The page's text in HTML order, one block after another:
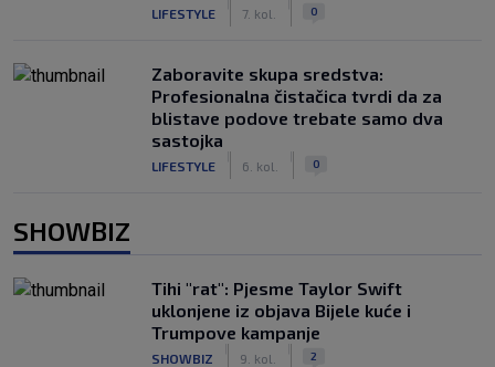
LIFESTYLE 7. kol. 0
Zaboravite skupa sredstva:
Profesionalna čistačica tvrdi da za
blistave podove trebate samo dva
sastojka
LIFESTYLE 6. kol. 0
SHOWBIZ
Tihi "rat": Pjesme Taylor Swift
uklonjene iz objava Bijele kuće i
Trumpove kampanje
SHOWBIZ 9. kol. 2